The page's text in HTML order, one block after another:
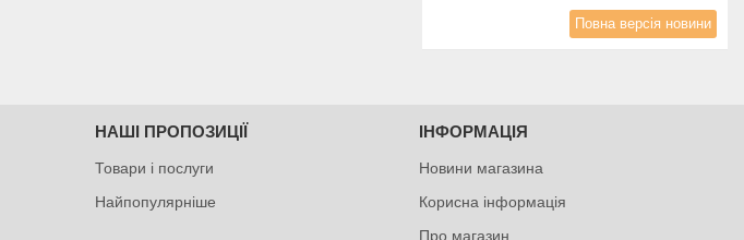
Повна версія новини
НАШІ ПРОПОЗИЦІЇ
Товари і послуги
Найпопулярніше
ІНФОРМАЦІЯ
Новини магазина
Корисна інформація
Про магазин